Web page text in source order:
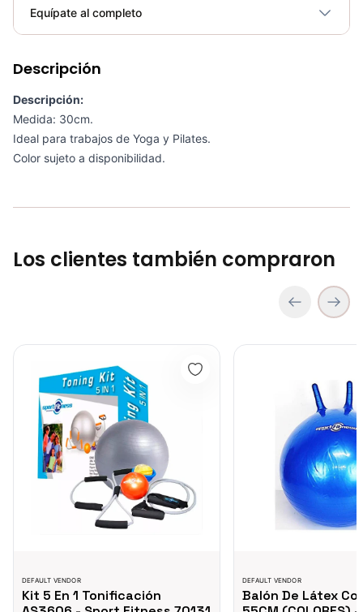
Plegable No
Equípate al completo
TRAMPOLIN TR6000 - 71155
COP 393,750.00
Descripción
Descripción:
Medida: 30cm.
Ideal para trabajos de Yoga y Pilates.
Color sujeto a disponibilidad.
Los clientes también compraron
Kit 5 En 1 Tonificación AS3606 - Sport Fitness 70131
DEFAULT VENDOR
Kit 5 En 1 Tonificación
Balón De Látex Con
DEFAULT VENDOR
Balón De Látex